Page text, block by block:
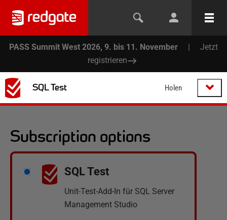
PASS Summit West 2026, 9. bis 11. November |
Jetzt
registrieren
SQL Test Holen
Subscription options
SQL Test
Unit-Test-Add-In für SQL Server
Management Studio